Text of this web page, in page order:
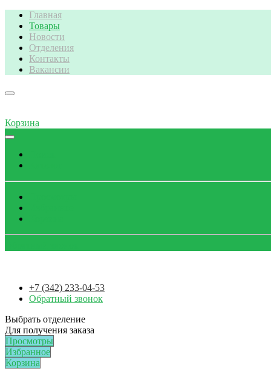
Главная
Товары
Новости
Отделения
Контакты
Вакансии
Корзина
+7 (342) 233-04-53
Обратный звонок
Выбрать отделение
Для получения заказа
Просмотры
Избранное
Корзина